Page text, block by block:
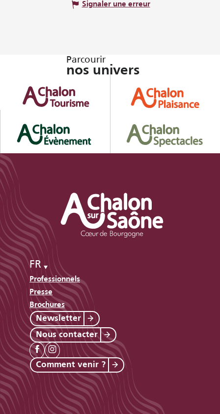
Signaler une erreur
Parcourir
nos univers
FR
Professionnels
Presse
Brochures
Newsletter
Nous contacter
Comment venir ?